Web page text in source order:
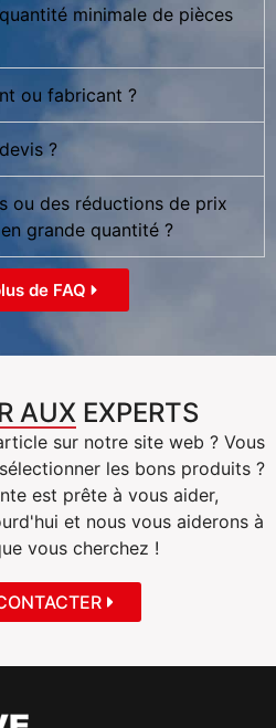
minimale de pièces
ou fabricant ?
?
ou des réductions de prix
grande quantité ?
de FAQ
AUX EXPERTS
sur notre site web ? Vous
les bons produits ?
est prête à vous aider,
et nous vous aiderons à
vous cherchez !